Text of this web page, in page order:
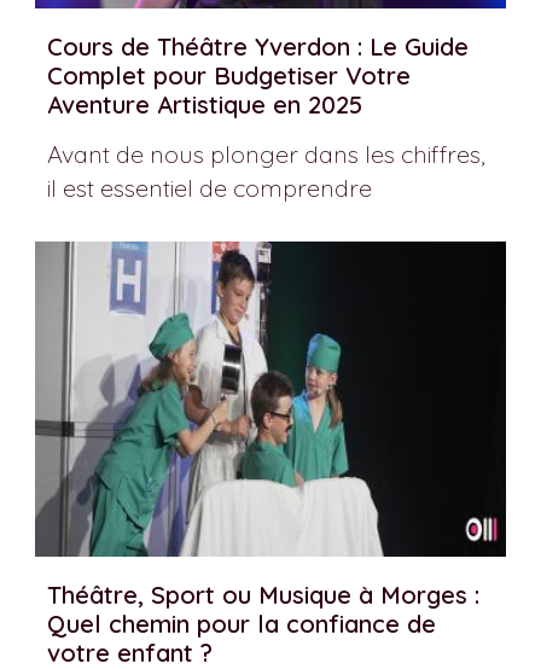
Cours de Théâtre Yverdon : Le Guide
Complet pour Budgetiser Votre
Aventure Artistique en 2025
Avant de nous plonger dans les chiffres,
il est essentiel de comprendre
Théâtre, Sport ou Musique à Morges :
Quel chemin pour la confiance de
votre enfant ?